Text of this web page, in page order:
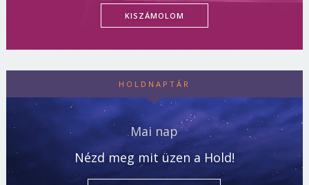
KISZÁMOLOM
HOLDNAPTÁR
Mai nap
Nézd meg mit üzen a Hold!